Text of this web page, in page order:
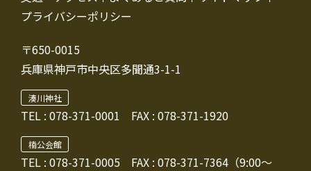
プライバシーポリシー
〒650-0015
兵庫県神戸市中央区多聞通3-1-1
湊川神社
TEL : 078-371-0001 FAX : 078-371-1920
楠公会館
TEL : 078-371-0005 FAX : 078-371-7364（9:00～